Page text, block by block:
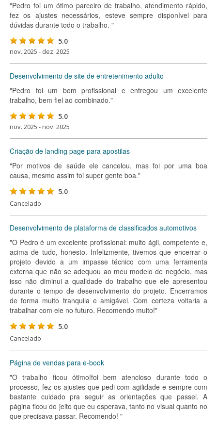
"Pedro foi um ótimo parceiro de trabalho, atendimento rápido,
fez os ajustes necessários, esteve sempre disponível para
dúvidas durante todo o trabalho. "
5.0
nov. 2025 - dez. 2025
Desenvolvimento de site de entretenimento adulto
"Pedro foi um bom profissional e entregou um excelente
trabalho, bem fiel ao combinado."
5.0
nov. 2025 - nov. 2025
Criação de landing page para apostilas
"Por motivos de saúde ele cancelou, mas foi por uma boa
causa, mesmo assim foi super gente boa."
5.0
Cancelado
Desenvolvimento de plataforma de classificados automotivos
"O Pedro é um excelente profissional: muito ágil, competente e,
acima de tudo, honesto. Infelizmente, tivemos que encerrar o
projeto devido a um impasse técnico com uma ferramenta
externa que não se adequou ao meu modelo de negócio, mas
isso não diminui a qualidade do trabalho que ele apresentou
durante o tempo de desenvolvimento do projeto. Encerramos
de forma muito tranquila e amigável. Com certeza voltaria a
trabalhar com ele no futuro. Recomendo muito!"
5.0
Cancelado
Página de vendas para e-book
"O trabalho ficou ótimo!foi bem atencioso durante todo o
processo, fez os ajustes que pedi com agilidade e sempre com
bastante cuidado pra seguir as orientações que passei. A
página ficou do jeito que eu esperava, tanto no visual quanto no
que precisava passar. Recomendo! "